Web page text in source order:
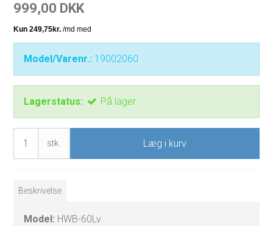
999,00 DKK
Model/Varenr.: 19002060
Lagerstatus: På lager
stk. Læg i kurv
Beskrivelse
Model: HWB-60Lv